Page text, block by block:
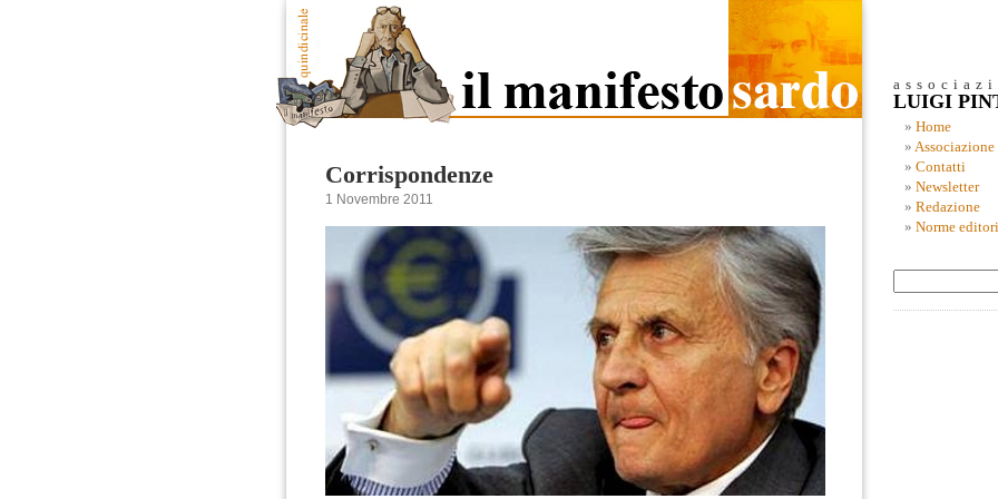
Corrispondenze
1 Novembre 2011
LUIGI
Home
Associazione
Contatti
Newsletter
Redazione
Norme